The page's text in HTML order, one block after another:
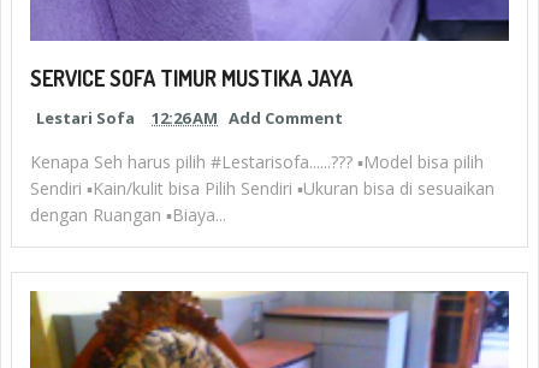
SERVICE SOFA TIMUR MUSTIKA JAYA
Lestari Sofa 12:26 AM Add Comment
Kenapa Seh harus pilih #Lestarisofa......??? ▪Model bisa pilih
Sendiri ▪Kain/kulit bisa Pilih Sendiri ▪Ukuran bisa di sesuaikan
dengan Ruangan ▪Biaya...